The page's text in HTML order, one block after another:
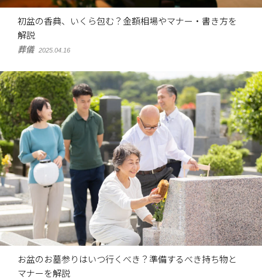
初盆の香典、いくら包む？金額相場やマナー・書き方を
解説
葬儀 2025.04.16
お盆のお墓参りはいつ行くべき？準備するべき持ち物と
マナーを解説